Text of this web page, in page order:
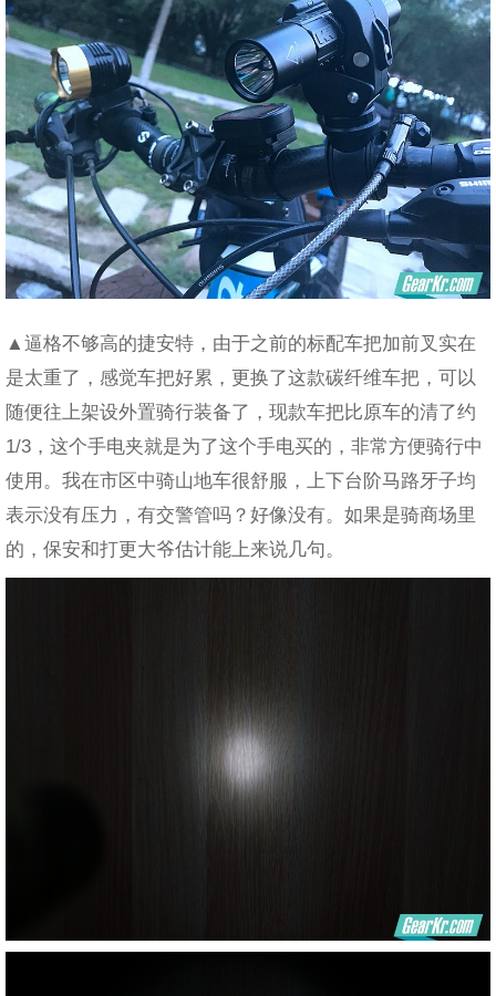
▲逼格不够高的捷安特，由于之前的标配车把加前叉实在
是太重了，感觉车把好累，更换了这款碳纤维车把，可以
随便往上架设外置骑行装备了，现款车把比原车的清了约
1/3，这个手电夹就是为了这个手电买的，非常方便骑行中
使用。我在市区中骑山地车很舒服，上下台阶马路牙子均
表示没有压力，有交警管吗？好像没有。如果是骑商场里
的，保安和打更大爷估计能上来说几句。